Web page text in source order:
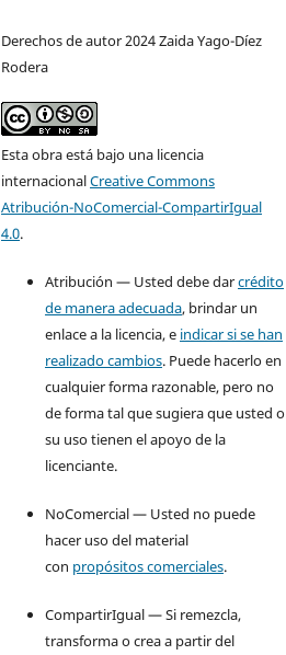
Derechos de autor 2024 Zaida Yago-Díez
Rodera
Esta obra está bajo una licencia
internacionalCreative Commons
Atribución-NoComercial-CompartirIgual
4.0.
Atribución — Usted debe darcrédito
de manera adecuada, brindar un
enlace a la licencia, e indicar si se han
realizado cambios. Puede hacerlo en
cualquier forma razonable, pero no
de forma tal que sugiera que usted o
su uso tienen el apoyo de la
licenciante.
NoComercial — Usted no puede
hacer uso del material
con propósitos comerciales.
CompartirIgual — Si remezcla,
transforma o crea a partir del